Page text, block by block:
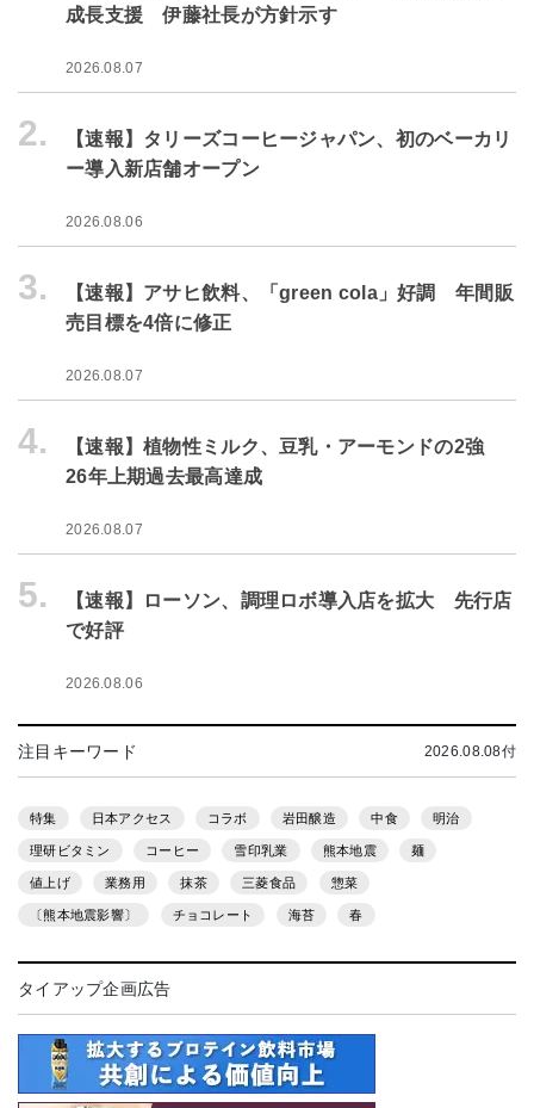
成長支援 伊藤社長が方針示す
2026.08.07
2.
【速報】タリーズコーヒージャパン、初のベーカリ
ー導入新店舗オープン
2026.08.06
3.
【速報】アサヒ飲料、「green cola」好調 年間販
売目標を4倍に修正
2026.08.07
4.
【速報】植物性ミルク、豆乳・アーモンドの2強
26年上期過去最高達成
2026.08.07
5.
【速報】ローソン、調理ロボ導入店を拡大 先行店
で好評
2026.08.06
注目キーワード 2026.08.08付
特集 日本アクセス コラボ 岩田醸造 中食 明治
理研ビタミン コーヒー 雪印乳業 熊本地震 麺
値上げ 業務用 抹茶 三菱食品 惣菜
〔熊本地震影響〕 チョコレート 海苔 春
タイアップ企画広告